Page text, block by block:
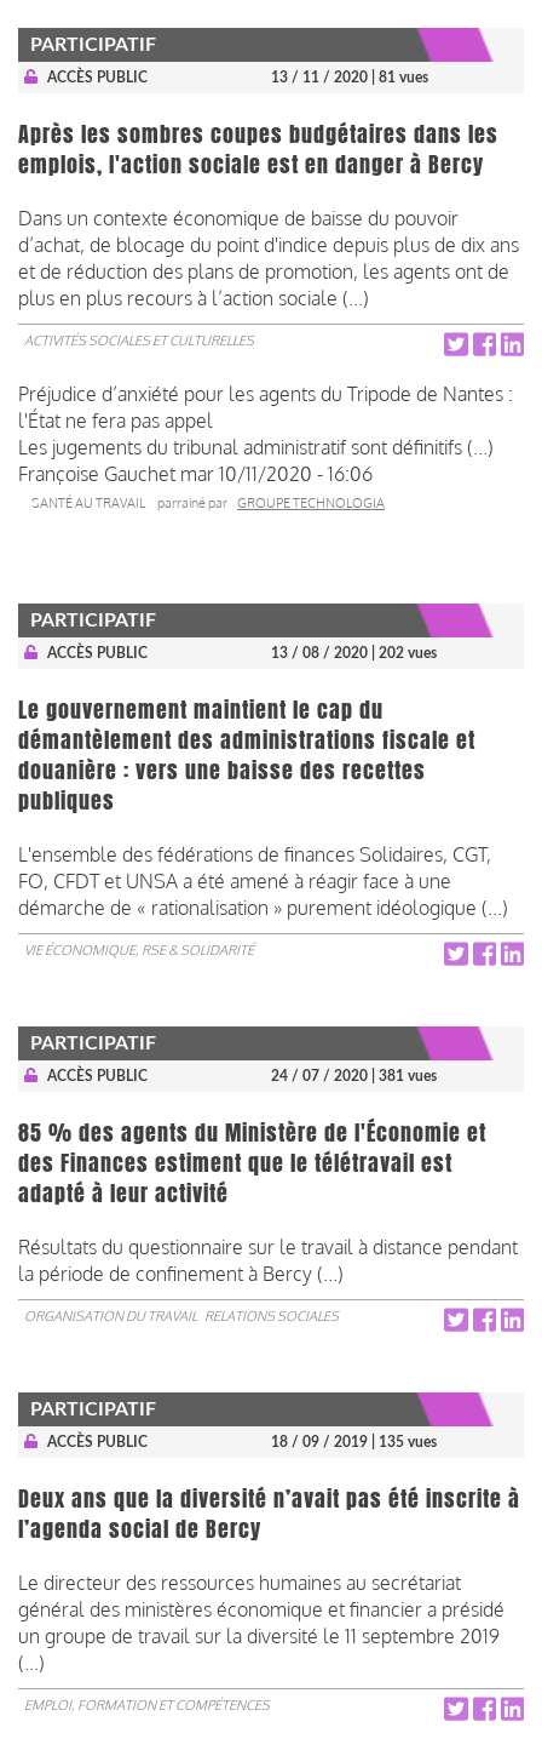
PARTICIPATIF
ACCÈS PUBLIC 13 / 11 / 2020 | 81 vues
Après les sombres coupes budgétaires dans les
emplois, l'action sociale est en danger à Bercy
Dans un contexte économique de baisse du pouvoir
d’achat, de blocage du point d'indice depuis plus de dix ans
et de réduction des plans de promotion, les agents ont de
plus en plus recours à l’action sociale (...)
ACTIVITÉS SOCIALES ET CULTURELLES
Préjudice d’anxiété pour les agents du Tripode de Nantes :
l'État ne fera pas appel
Les jugements du tribunal administratif sont définitifs (...)
Françoise Gauchet mar 10/11/2020 - 16:06
SANTÉ AU TRAVAIL parrainé par GROUPE TECHNOLOGIA
PARTICIPATIF
ACCÈS PUBLIC 13 / 08 / 2020 | 202 vues
Le gouvernement maintient le cap du
démantèlement des administrations fiscale et
douanière : vers une baisse des recettes
publiques
L'ensemble des fédérations de finances Solidaires, CGT,
FO, CFDT et UNSA a été amené à réagir face à une
démarche de « rationalisation » purement idéologique (...)
VIE ÉCONOMIQUE, RSE & SOLIDARITÉ
PARTICIPATIF
ACCÈS PUBLIC 24 / 07 / 2020 | 381 vues
85 % des agents du Ministère de l'Économie et
des Finances estiment que le télétravail est
adapté à leur activité
Résultats du questionnaire sur le travail à distance pendant
la période de confinement à Bercy (...)
ORGANISATION DU TRAVAIL RELATIONS SOCIALES
PARTICIPATIF
ACCÈS PUBLIC 18 / 09 / 2019 | 135 vues
Deux ans que la diversité n’avait pas été inscrite à
l’agenda social de Bercy
Le directeur des ressources humaines au secrétariat
général des ministères économique et financier a présidé
un groupe de travail sur la diversité le 11 septembre 2019
(...)
EMPLOI, FORMATION ET COMPÉTENCES